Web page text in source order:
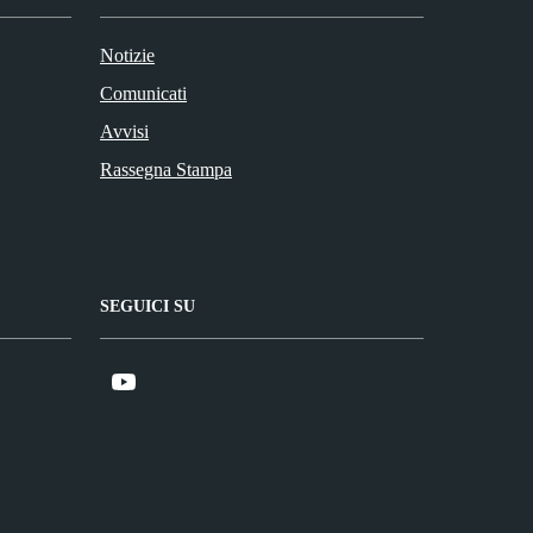
Notizie
Comunicati
Avvisi
Rassegna Stampa
SEGUICI SU